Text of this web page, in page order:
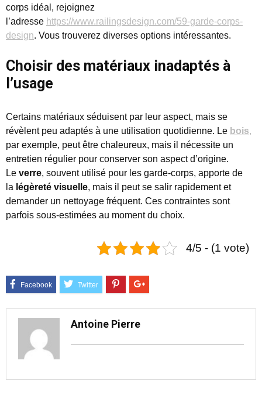
corps idéal, rejoignez
l’adresse https://www.railingsdesign.com/59-garde-corps-
design. Vous trouverez diverses options intéressantes.
Choisir des matériaux inadaptés à
l’usage
Certains matériaux séduisent par leur aspect, mais se
révèlent peu adaptés à une utilisation quotidienne. Le bois,
par exemple, peut être chaleureux, mais il nécessite un
entretien régulier pour conserver son aspect d’origine.
Le verre, souvent utilisé pour les garde-corps, apporte de
la légèreté visuelle, mais il peut se salir rapidement et
demander un nettoyage fréquent. Ces contraintes sont
parfois sous-estimées au moment du choix.
4/5 - (1 vote)
Antoine Pierre